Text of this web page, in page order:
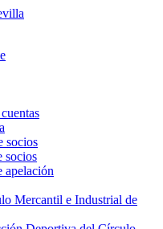
socios
socios
apelación
Mercantil e Industrial de